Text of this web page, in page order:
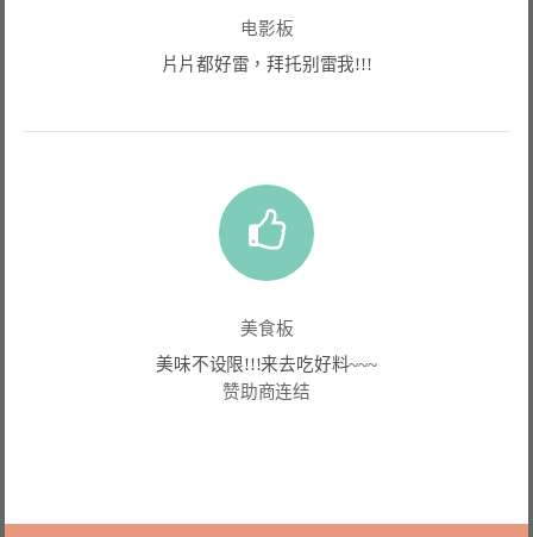
电影板
片片都好雷，拜托别雷我!!!
美食板
美味不设限!!!来去吃好料~~~
赞助商连结